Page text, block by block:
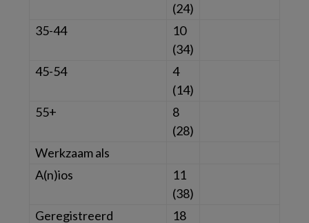
(24)
35-44
10
(34)
45-54
4
(14)
55+
8
(28)
Werkzaam als
A(n)ios
11
(38)
Geregistreerd
18